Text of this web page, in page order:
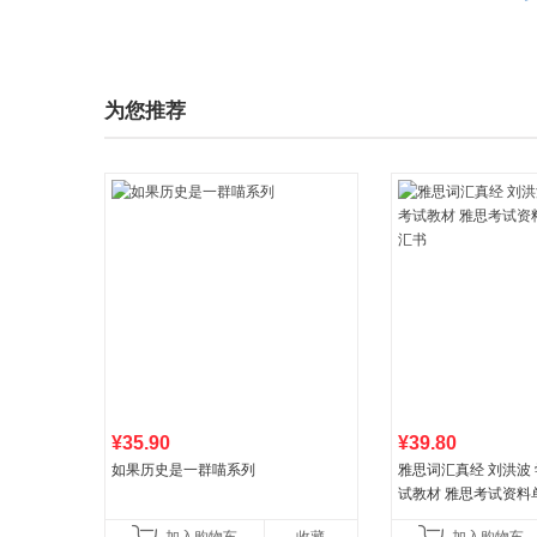
为您推荐
¥35.90
如果历史是一群喵系列
¥39.80
雅思词汇真经 刘洪波
试教材 雅思考试资料